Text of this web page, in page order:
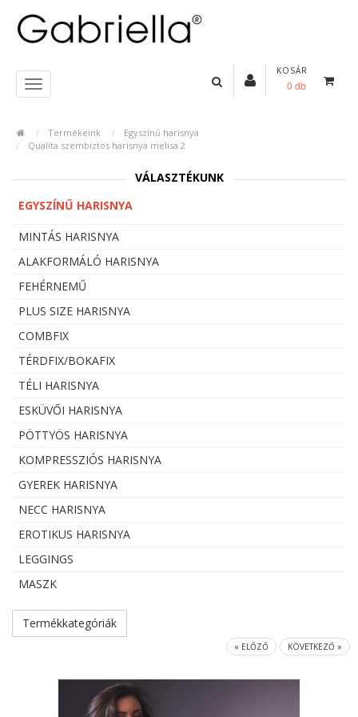
KOSÁR
0 db
Termékeink
Egyszínű harisnya
Qualita szembiztos harisnya melisa 2
VÁLASZTÉKUNK
EGYSZÍNŰ HARISNYA
MINTÁS HARISNYA
ALAKFORMÁLÓ HARISNYA
FEHÉRNEMŰ
PLUS SIZE HARISNYA
COMBFIX
TÉRDFIX/BOKAFIX
TÉLI HARISNYA
ESKÜVŐI HARISNYA
PÖTTYÖS HARISNYA
KOMPRESSZIÓS HARISNYA
GYEREK HARISNYA
NECC HARISNYA
EROTIKUS HARISNYA
LEGGINGS
MASZK
Termékkategóriák
« ELŐZŐ KÖVETKEZŐ »